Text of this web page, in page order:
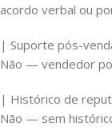
acordo verbal ou
| Suporte pós-
Não — vendedor
| Histórico de
Não — sem